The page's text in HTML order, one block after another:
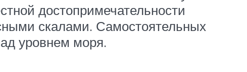
достопримечательности
скалами. Самостоятельных
уровнем моря.